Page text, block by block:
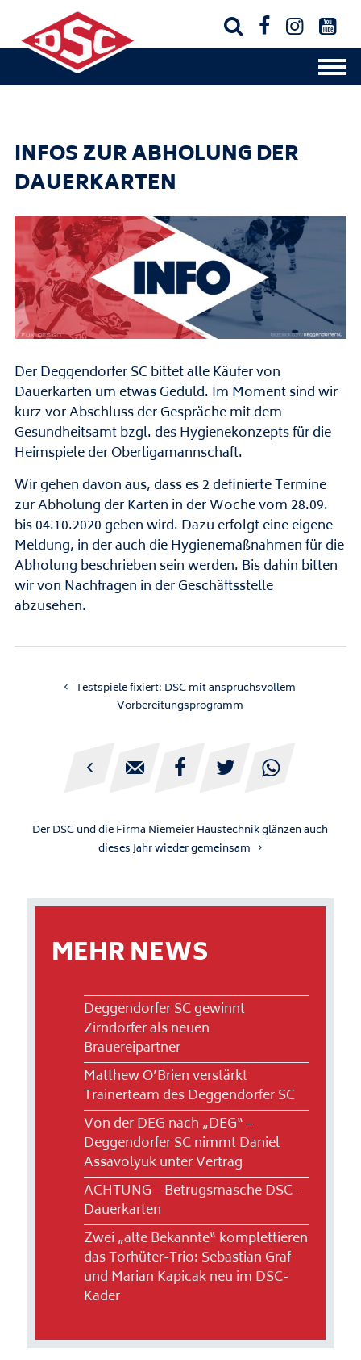
   
INFOS ZUR ABHOLUNG DER
DAUERKARTEN
Der Deggendorfer SC bittet alle Käufer von
Dauerkarten um etwas Geduld. Im Moment sind wir
kurz vor Abschluss der Gespräche mit dem
Gesundheitsamt bzgl. des Hygienekonzepts für die
Heimspiele der Oberligamannschaft.
Wir gehen davon aus, dass es 2 definierte Termine
zur Abholung der Karten in der Woche vom 28.09.
bis 04.10.2020 geben wird. Dazu erfolgt eine eigene
Meldung, in der auch die Hygienemaßnahmen für die
Abholung beschrieben sein werden. Bis dahin bitten
wir von Nachfragen in der Geschäftsstelle
abzusehen.
Testspiele fixiert: DSC mit anspruchsvollem
Vorbereitungsprogramm
    
Der DSC und die Firma Niemeier Haustechnik glänzen auch
dieses Jahr wieder gemeinsam
MEHR NEWS
Deggendorfer SC gewinnt
Zirndorfer als neuen
Brauereipartner
Matthew O’Brien verstärkt
Trainerteam des Deggendorfer SC
Von der DEG nach „DEG“ –
Deggendorfer SC nimmt Daniel
Assavolyuk unter Vertrag
ACHTUNG – Betrugsmasche DSC-
Dauerkarten
Zwei „alte Bekannte“ komplettieren
das Torhüter-Trio: Sebastian Graf
und Marian Kapicak neu im DSC-
Kader